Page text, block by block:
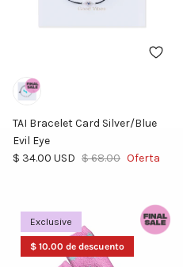
TAI Bracelet Card Silver/Blue
Evil Eye
Precio de venta
$ 34.00 USD Precio normal
$ 68.00 Oferta
Exclusive
$ 10.00 de descuento